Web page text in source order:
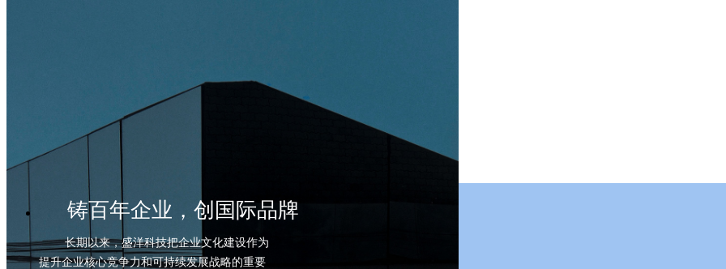
铸百年企业，创国际品牌
长期以来，盛洋科技把企业文化建设作为
提升企业核心竞争力和可持续发展战略的重要